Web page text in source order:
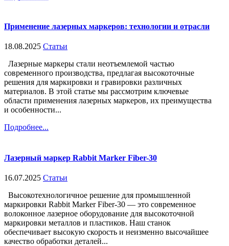
Применение лазерных маркеров: технологии и отрасли
18.08.2025 Статьи
Лазерные маркеры стали неотъемлемой частью
современного производства, предлагая высокоточные
решения для маркировки и гравировки различных
материалов. В этой статье мы рассмотрим ключевые
области применения лазерных маркеров, их преимущества
и особенности...
Подробнее...
Лазерный маркер Rabbit Marker Fiber-30
16.07.2025 Статьи
Высокотехнологичное решение для промышленной
маркировки Rabbit Marker Fiber-30 — это современное
волоконное лазерное оборудование для высокоточной
маркировки металлов и пластиков. Наш станок
обеспечивает высокую скорость и неизменно высочайшее
качество обработки деталей...